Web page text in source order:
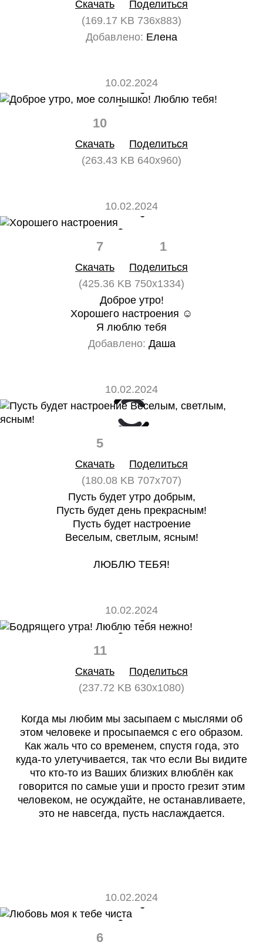
Скачать
Поделиться
(169.17 KB 736x883)
Добавлено: Елена
10.02.2024
10
Скачать
Поделиться
(263.43 KB 640x960)
10.02.2024
7 1
Скачать
Поделиться
(425.36 KB 750x1334)
Доброе утро!
Хорошего настроения ☺
Я люблю тебя
Добавлено: Даша
10.02.2024
5
Скачать
Поделиться
(180.08 KB 707x707)
Пусть будет утро добрым,
Пусть будет день прекрасным!
Пусть будет настроение
Веселым, светлым, ясным!
ЛЮБЛЮ ТЕБЯ!
10.02.2024
11
Скачать
Поделиться
(237.72 KB 630x1080)
Когда мы любим мы засыпаем с мыслями об
этом человеке и просыпаемся с его образом.
Как жаль что со временем, спустя года, это
куда-то улетучивается, так что если Вы видите
что кто-то из Ваших близких влюблён как
говорится по самые уши и просто грезит этим
человеком, не осуждайте, не останавливаете,
это не навсегда, пусть наслаждается.
10.02.2024
6